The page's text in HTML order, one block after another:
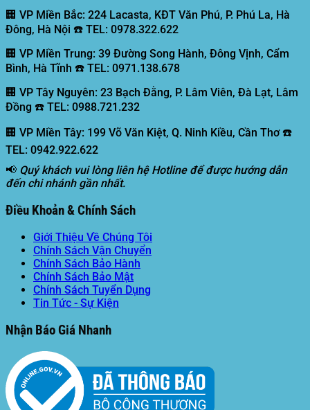
🏢 VP Miền Bắc: 224 Lacasta, KĐT Văn Phú, P. Phú La, Hà
Đông, Hà Nội ☎️ TEL: 0978.322.622
🏢 VP Miền Trung: 39 Đường Song Hành, Đông Vịnh, Cẩm
Bình, Hà Tĩnh ☎️ TEL: 0971.138.678
🏢 VP Tây Nguyên: 23 Bạch Đằng, P. Lâm Viên, Đà Lạt, Lâm
Đồng ☎️ TEL: 0988.721.232
🏢 VP Miền Tây: 199 Võ Văn Kiệt, Q. Ninh Kiều, Cần Thơ ☎️
TEL: 0942.922.622
📢 Quý khách vui lòng liên hệ Hotline để được hướng dẫn
đến chi nhánh gần nhất.
Điều Khoản & Chính Sách
Giới Thiệu Về Chúng Tôi
Chính Sách Vận Chuyển
Chính Sách Bảo Hành
Chính Sách Bảo Mật
Chính Sách Tuyển Dụng
Tin Tức - Sự Kiện
Nhận Báo Giá Nhanh